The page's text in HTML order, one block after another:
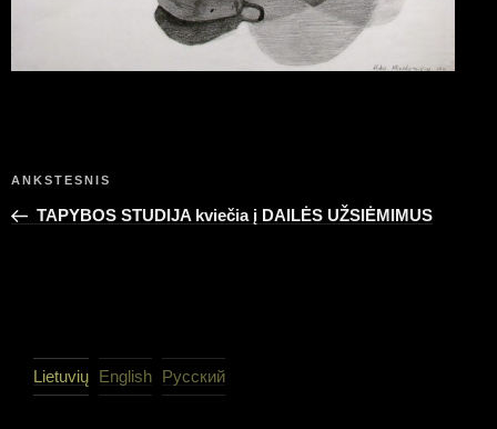
įrašų
Ankstesnis
įrašas
ANKSTESNIS
TAPYBOS STUDIJA kviečia į DAILĖS UŽSIĖMIMUS
Lietuvių English Русский